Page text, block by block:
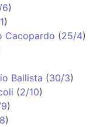
6)
)
Cacopardo (25/4)
Ballista (30/3)
(2/10)
)
)